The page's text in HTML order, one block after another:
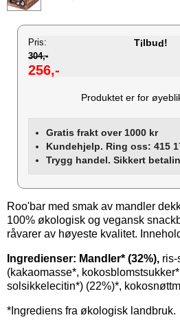
Pris: Tilbud!
304,-
256,-
Produktet er for
Gratis frakt over 1000 kr
Kundehjelp. Ring oss: 415
Trygg handel. Sikkert
Roo'bar med smak av mandler
100% økologisk og vegansk
råvarer av høyeste kvalitet.
Ingredienser: Mandler* (32%), ris-
(kakaomasse*,
solsikkelecitin*) (22%)*,
*Ingrediens fra økologisk landbruk.